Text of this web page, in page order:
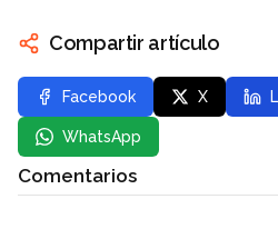
Compartir artículo
Facebook X
WhatsApp
Comentarios